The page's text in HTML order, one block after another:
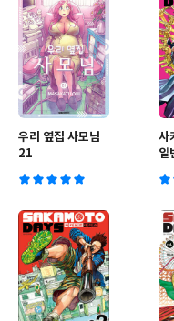
우리 옆집 사모님
21
사
일